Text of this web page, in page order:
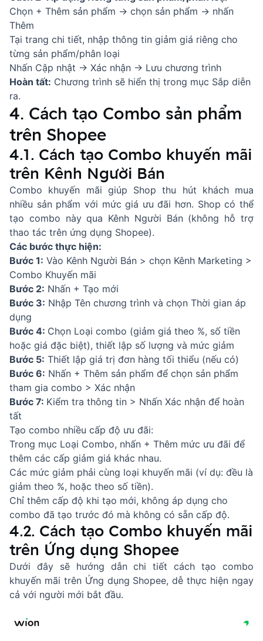
Chọn + Thêm sản phẩm → chọn sản phẩm → nhấn
Thêm
Tại trang chi tiết, nhập thông tin giảm giá riêng cho
từng sản phẩm/phân loại
Nhấn Cập nhật → Xác nhận → Lưu chương trình
Hoàn tất: Chương trình sẽ hiển thị trong mục Sắp diễn
ra.
4. Cách tạo Combo sản phẩm
trên Shopee
4.1. Cách tạo Combo khuyến mãi
trên Kênh Người Bán
Combo khuyến mãi giúp Shop thu hút khách mua
nhiều sản phẩm với mức giá ưu đãi hơn. Shop có thể
tạo combo này qua Kênh Người Bán (không hỗ trợ
thao tác trên ứng dụng Shopee).
Các bước thực hiện:
Bước 1: Vào Kênh Người Bán > chọn Kênh Marketing >
Combo Khuyến mãi
Bước 2: Nhấn + Tạo mới
Bước 3: Nhập Tên chương trình và chọn Thời gian áp
dụng
Bước 4: Chọn Loại combo (giảm giá theo %, số tiền
hoặc giá đặc biệt), thiết lập số lượng và mức giảm
Bước 5: Thiết lập giá trị đơn hàng tối thiểu (nếu có)
Bước 6: Nhấn + Thêm sản phẩm để chọn sản phẩm
tham gia combo > Xác nhận
Bước 7: Kiểm tra thông tin > Nhấn Xác nhận để hoàn
tất
Tạo combo nhiều cấp độ ưu đãi:
Trong mục Loại Combo, nhấn + Thêm mức ưu đãi để
thêm các cấp giảm giá khác nhau.
Các mức giảm phải cùng loại khuyến mãi (ví dụ: đều là
giảm theo %, hoặc theo số tiền).
Chỉ thêm cấp độ khi tạo mới, không áp dụng cho
combo đã tạo trước đó mà không có sẵn cấp độ.
4.2. Cách tạo Combo khuyến mãi
trên Ứng dụng Shopee
Dưới đây sẽ hướng dẫn chi tiết cách tạo combo
khuyến mãi trên Ứng dụng Shopee, dễ thực hiện ngay
cả với người mới bắt đầu.